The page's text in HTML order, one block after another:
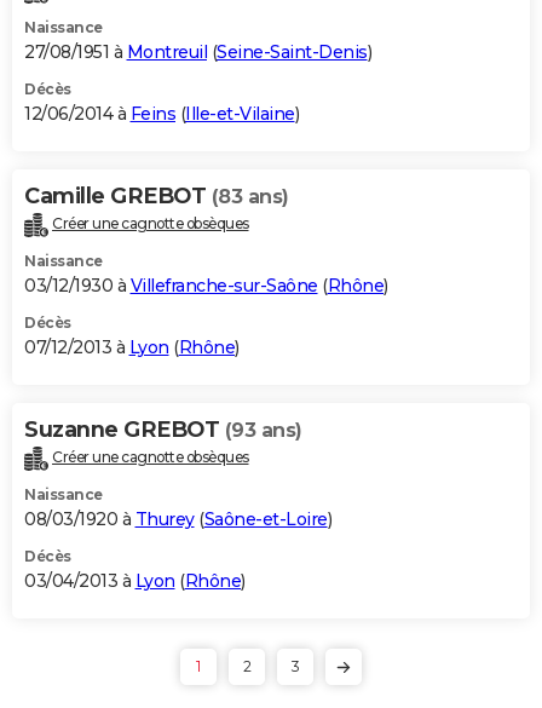
Naissance
27/08/1951 à Montreuil (Seine-Saint-Denis)
Décès
12/06/2014 à Feins (Ille-et-Vilaine)
Camille GREBOT (83 ans)
Créer une cagnotte obsèques
Naissance
03/12/1930 à Villefranche-sur-Saône (Rhône)
Décès
07/12/2013 à Lyon (Rhône)
Suzanne GREBOT (93 ans)
Créer une cagnotte obsèques
Naissance
08/03/1920 à Thurey(Saône-et-Loire)
Décès
03/04/2013 à Lyon (Rhône)
1 2 3